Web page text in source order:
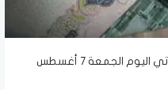
بكام في البنوك؟.. سعر الدرهم الإماراتي اليوم الجمعة 7 أغسطس